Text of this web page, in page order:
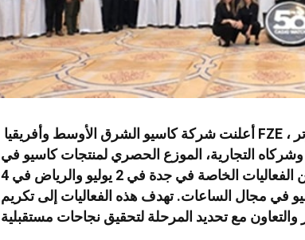
التجارية، الموزع الحصري لمنتجات كاسيو في
المملكة العربية السعودية، عن تنظيم سلسلة من الفعاليات الخاصة في جدة في 2 يوليو والرياض في 4
في مجال الساعات. تهدف هذه الفعاليات إلى تكريم